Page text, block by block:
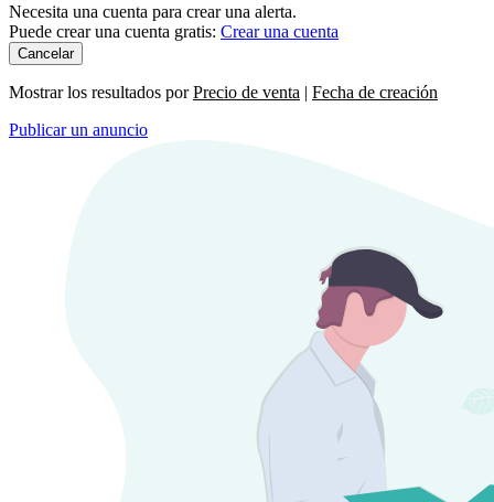
Necesita una cuenta para crear una alerta.
Puede crear una cuenta gratis: Crear una cuenta
Cancelar
Mostrar los resultados porPrecio de venta | Fecha de creación
Publicar un anuncio